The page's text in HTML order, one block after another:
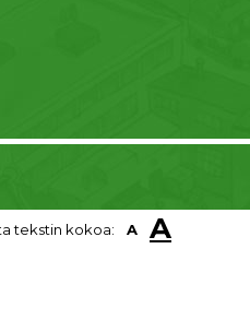
tekstin kokoa: A A